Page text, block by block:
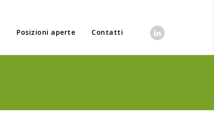
Posizioni aperte Contatti